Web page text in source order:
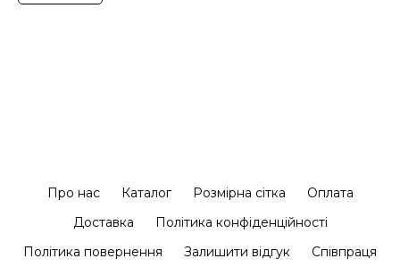
Про нас Каталог Розмірна сітка
Оплата
Доставка
Політика конфіденційності
Політика повернення
Залишити відгук Співпраця